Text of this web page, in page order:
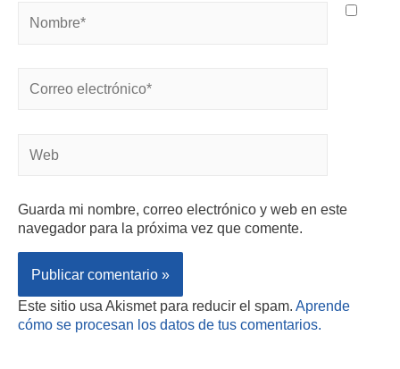
Guarda mi nombre, correo electrónico y web en este
navegador para la próxima vez que comente.
Este sitio usa Akismet para reducir el spam. Aprende
cómo se procesan los datos de tus comentarios.